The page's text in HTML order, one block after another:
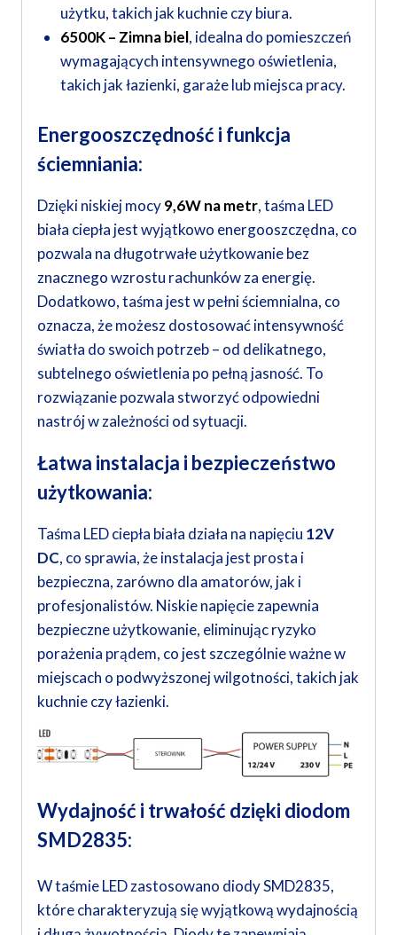
użytku, takich jak kuchnie czy biura.
6500K – Zimna biel, idealna do pomieszczeń
wymagających intensywnego oświetlenia,
takich jak łazienki, garaże lub miejsca pracy.
Energooszczędność i funkcja
ściemniania:
Dzięki niskiej mocy9,6Wna metr, taśma LED
biała ciepła jest wyjątkowo energooszczędna, co
pozwala na długotrwałe użytkowanie bez
znacznego wzrostu rachunków za energię.
Dodatkowo, taśma jest w pełni ściemnialna, co
oznacza, że możesz dostosować intensywność
światła do swoich potrzeb – od delikatnego,
subtelnego oświetlenia po pełną jasność. To
rozwiązanie pozwala stworzyć odpowiedni
nastrój w zależności od sytuacji.
Łatwa instalacja i bezpieczeństwo
użytkowania:
Taśma LED ciepła biała działa na napięciu 12V
DC, co sprawia, że instalacja jest prosta i
bezpieczna, zarówno dla amatorów, jak i
profesjonalistów. Niskie napięcie zapewnia
bezpieczne użytkowanie, eliminując ryzyko
porażenia prądem, co jest szczególnie ważne w
miejscach o podwyższonej wilgotności, takich jak
kuchnie czy łazienki.
Wydajność i trwałość dzięki diodom
SMD2835:
W taśmie LED zastosowano diody SMD2835,
które charakteryzują się wyjątkową wydajnością